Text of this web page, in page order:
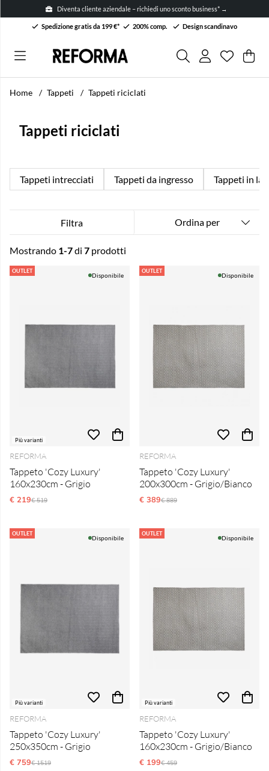
Diventa cliente aziendale – richiedi uno sconto business* →
Spedizione gratis da 199 €* 200% comp. Design scandinavo
Lista dei
Numero
. .
Home Tappeti Tappeti riciclati
Tappeti riciclati
Tappeti intrecciati Tappeti da ingresso Tappeti in
Filtra Ordina per
Mostrando 1-7di 7 prodotti
Produkti
OUTLET
Più varianti
Disponibile
REFORMA
Tappeto 'Cozy Luxury'
160x230cm - Grigio
€ 219Prezzo ordinario:
€ 519
OUTLET
Disponibile
REFORMA
Tappeto 'Cozy Luxury'
200x300cm - Grigio/Bianco
€ 389Prezzo ordinario:
€ 889
OUTLET
Più varianti
Disponibile
REFORMA
Tappeto 'Cozy Luxury'
250x350cm - Grigio
€ 759Prezzo ordinario:
€ 1519
OUTLET
Più varianti
Disponibile
REFORMA
Tappeto 'Cozy Luxury'
160x230cm - Grigio/Bianco
€ 199Prezzo ordinario:
€ 459